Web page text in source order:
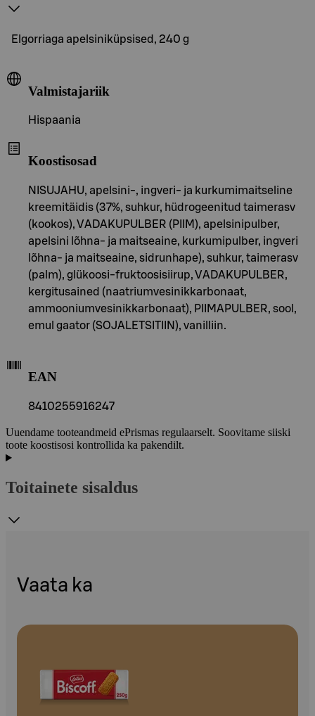
Elgorriaga apelsiniküpsised, 240 g
Valmistajariik
Hispaania
Koostisosad
NISUJAHU, apelsini-, ingveri- ja kurkumimaitseline
kreemitäidis (37%, suhkur, hüdrogeenitud taimerasv
(kookos), VADAKUPULBER (PIIM), apelsinipulber,
apelsini lõhna- ja maitseaine, kurkumipulber, ingveri
lõhna- ja maitseaine, sidrunhape), suhkur, taimerasv
(palm), glükoosi-fruktoosisiirup, VADAKUPULBER,
kergitusained (naatriumvesinikkarbonaat,
ammooniumvesinikkarbonaat), PIIMAPULBER, sool,
emul gaator (SOJALETSITIIN), vanilliin.
EAN
8410255916247
Uuendame tooteandmeid ePrismas regulaarselt. Soovitame siiski
toote koostisosi kontrollida ka pakendilt.
Toitainete sisaldus
Vaata ka